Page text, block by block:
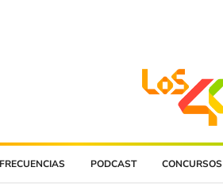
FRECUENCIAS PODCAST CONCURSOS